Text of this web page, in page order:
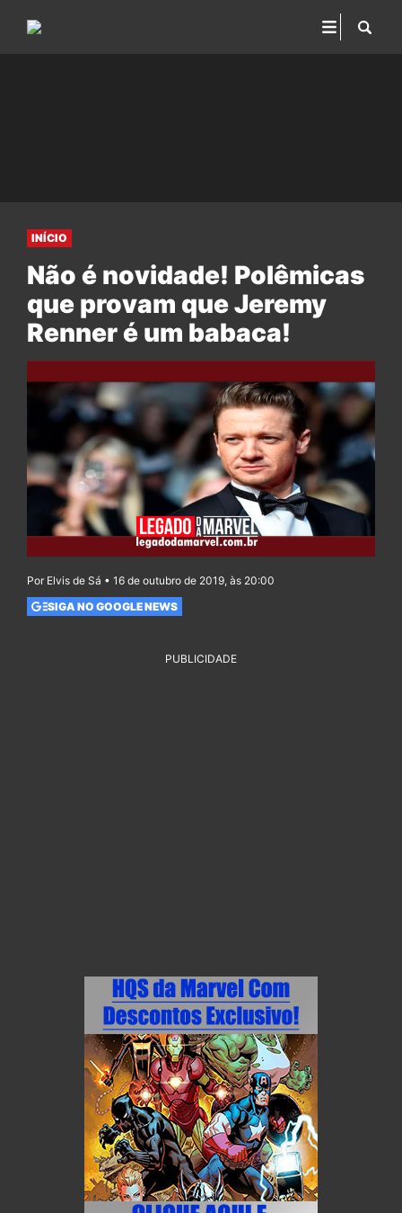
INÍCIO
Não é novidade! Polêmicas
que provam que Jeremy
Renner é um babaca!
Por Elvis de Sá • 16 de outubro de 2019, às 20:00
SIGA NO GOOGLE NEWS
PUBLICIDADE